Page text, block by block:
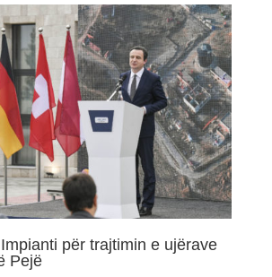
për trajtimin e ujërave
Pejë